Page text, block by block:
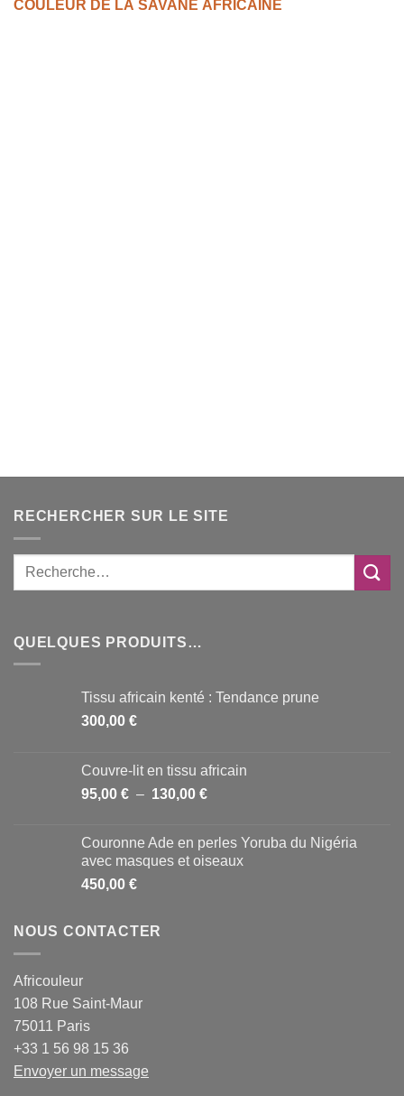
COULEUR DE LA SAVANE AFRICAINE
RECHERCHER SUR LE SITE
QUELQUES PRODUITS…
Tissu africain kenté : Tendance prune
300,00 €
Couvre-lit en tissu africain
95,00 € – 130,00 €Plage
95,00 €
à
Couronne Ade en perles Yoruba du Nigéria
avec masques et oiseaux
450,00 €
NOUS CONTACTER
Africouleur
108 Rue Saint-Maur
75011 Paris
+33 1 56 98 15 36
Envoyer un message